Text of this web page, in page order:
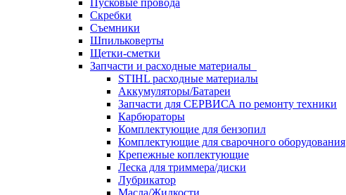
Пусковые провода
Скребки
Съемники
Шпильковерты
Щетки-сметки
Запчасти и расходные материалы
STIHL расходные материалы
Аккумуляторы/Батареи
Запчасти для СЕРВИСА по ремонту техники
Карбюраторы
Комплектующие для бензопил
Комплектующие для сварочного оборудования
Крепежные коплектующие
Леска для триммера/диски
Лубрикатор
Масла/Жидкости